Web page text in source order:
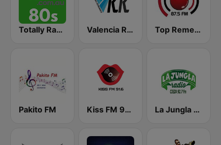
Totally Radio 80s Valencia Radio Remember Top Remember 87.5 FM
Pakito FM Kiss FM 91.6 La Jungla Radio Cieza